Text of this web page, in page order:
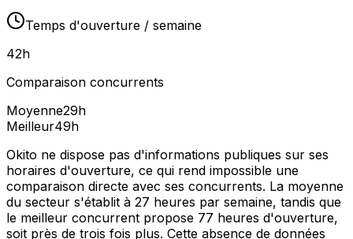
Temps d'ouverture / semaine
42h
Comparaison concurrents
Moyenne29h
Meilleur49h
Okito ne dispose pas d'informations publiques sur ses
horaires d'ouverture, ce qui rend impossible une
comparaison directe avec ses concurrents. La moyenne
du secteur s'établit à 27 heures par semaine, tandis que
le meilleur concurrent propose 77 heures d'ouverture,
soit près de trois fois plus. Cette absence de données